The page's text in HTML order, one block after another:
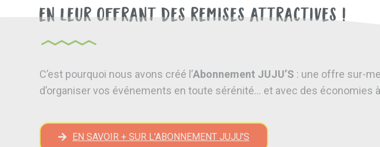
en leur offrant des remises attractives !
C’est pourquoi nous avons créé l’Abonnement JUJU’S : une offre sur-
d’organiser vos événements en toute sérénité… et avec des économies
EN SAVOIR + SUR L'ABONNEMENT JUJU'S